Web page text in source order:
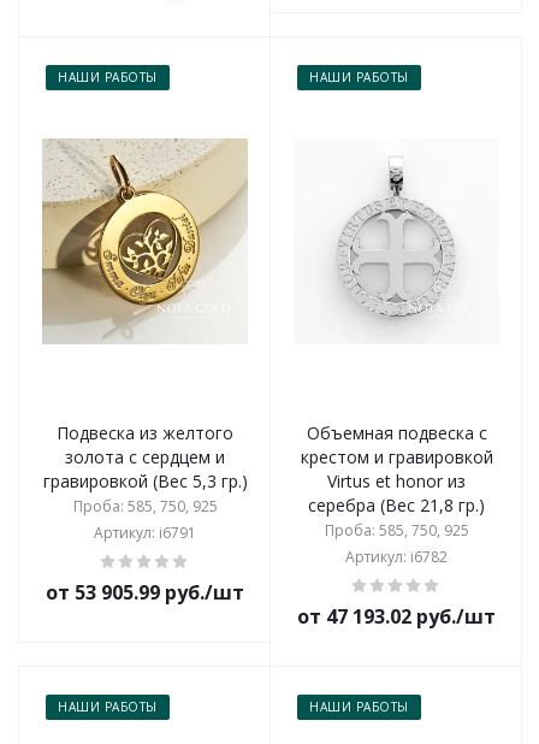
НАШИ РАБОТЫ
Подвеска из желтого
золота с сердцем и
гравировкой (Вес 5,3 гр.)
Проба: 585, 750, 925
Артикул: i6791
от 53 905.99 руб./шт
НАШИ РАБОТЫ
Объемная подвеска с
крестом и гравировкой
Virtus et honor из
серебра (Вес 21,8 гр.)
Проба: 585, 750, 925
Артикул: i6782
от 47 193.02 руб./шт
НАШИ РАБОТЫ НАШИ РАБОТЫ